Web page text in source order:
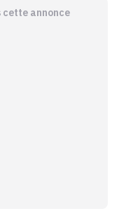
cette annonce